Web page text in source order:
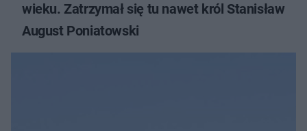
wieku. Zatrzymał się tu nawet król Stanisław
August Poniatowski